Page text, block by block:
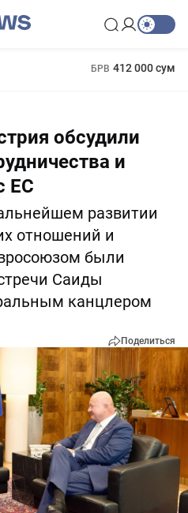
БРВ 412 000 сум
обсудили
и
ЕС
развитии
отношений и
были
Саиды
канцлером
Поделиться